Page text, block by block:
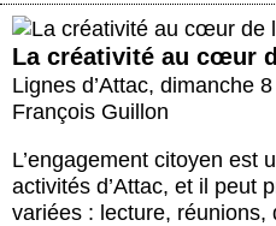
La créativité au cœur
Lignes d’Attac, dimanche
François Guillon
L’engagement citoyen est
activités d’Attac, et il peut
variées : lecture, réunions,